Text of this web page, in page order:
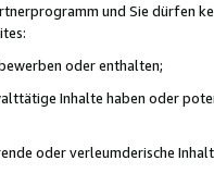
und Sie dürfen
oder enthalten;
Inhalte haben oder
oder verleumderische